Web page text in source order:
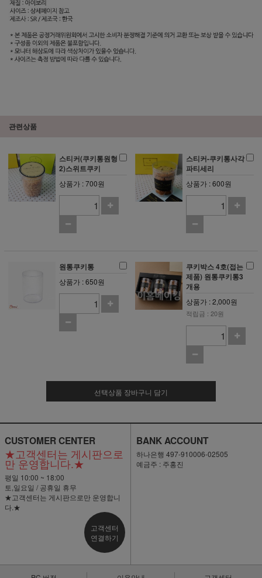
관련상품
스티커(쿠키통원형
2)스위트쿠키
상품가 : 700원
스티커-쿠키통사각
파티세리
상품가 : 600원
원통쿠키통
상품가 : 650원
쿠키박스 4호(접는
제품) 원통쿠키통3
개용
상품가 : 2,000원
적립금 : 20원
선택상품 장바구니 담기
CUSTOMER CENTER
★고객센터는 게시판으로
만 운영합니다.★
평일 10:00 ~ 18:00
토,일요일 / 공휴일 휴무
★고객센터는 게시판으로만 운영합니
다.★
고객센터
연결하기
BANK ACCOUNT
하나은행 497-910006-02505
예금주 : 주홍진